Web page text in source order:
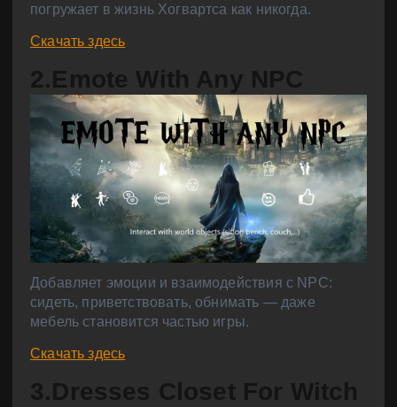
погружает в жизнь Хогвартса как никогда.
Скачать здесь
2.Emote With Any NPC
Добавляет эмоции и взаимодействия с NPC:
сидеть, приветствовать, обнимать — даже
мебель становится частью игры.
Скачать здесь
3.Dresses Closet For Witch